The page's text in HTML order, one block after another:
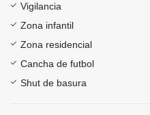
Vigilancia
Zona infantil
Zona residencial
Cancha de futbol
Shut de basura